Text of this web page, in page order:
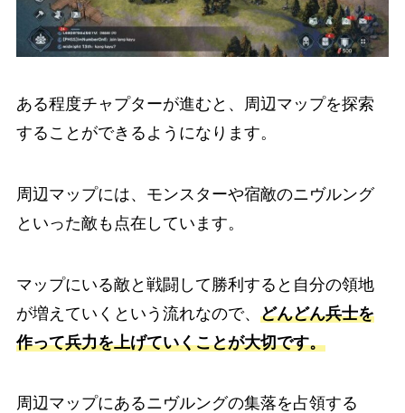
ある程度チャプターが進むと、周辺マップを探索
することができるようになります。
周辺マップには、モンスターや宿敵のニヴルング
といった敵も点在しています。
マップにいる敵と戦闘して勝利すると自分の領地
が増えていくという流れなので、 どんどん兵士を
作って兵力を上げていくことが大切です。
周辺マップにあるニヴルングの集落を占領する